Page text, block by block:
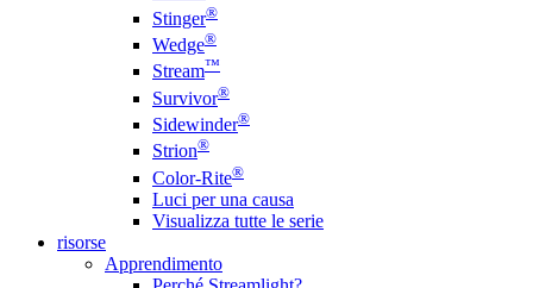
Stinger®
Wedge®
Stream™
Survivor®
Sidewinder®
Strion®
Color-Rite®
Luci per una causa
Visualizza tutte le serie
risorse
Apprendimento